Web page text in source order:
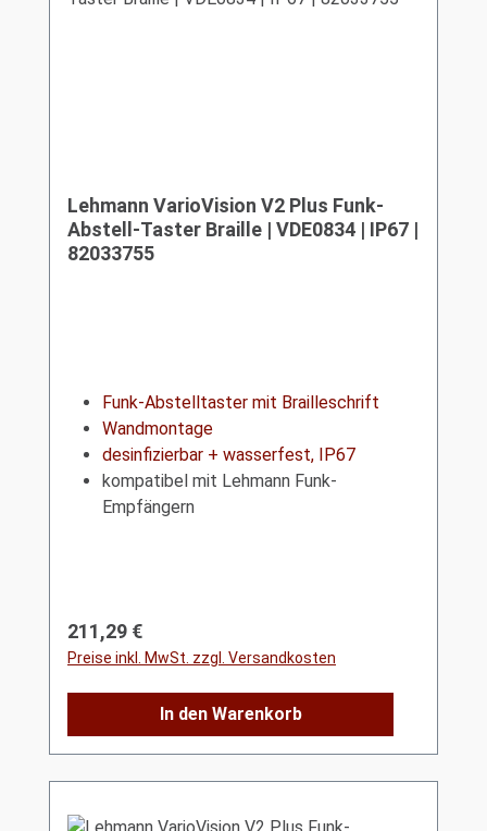
Lehmann VarioVision V2 Plus Funk-
Abstell-Taster Braille | VDE0834 | IP67 |
82033755
Funk-Abstelltaster mit Brailleschrift
Wandmontage
desinfizierbar + wasserfest, IP67
kompatibel mit Lehmann Funk-
Empfängern
Regulärer Preis:
211,29 €
Preise inkl. MwSt. zzgl. Versandkosten
In den Warenkorb